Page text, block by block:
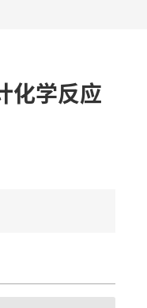
化学反应